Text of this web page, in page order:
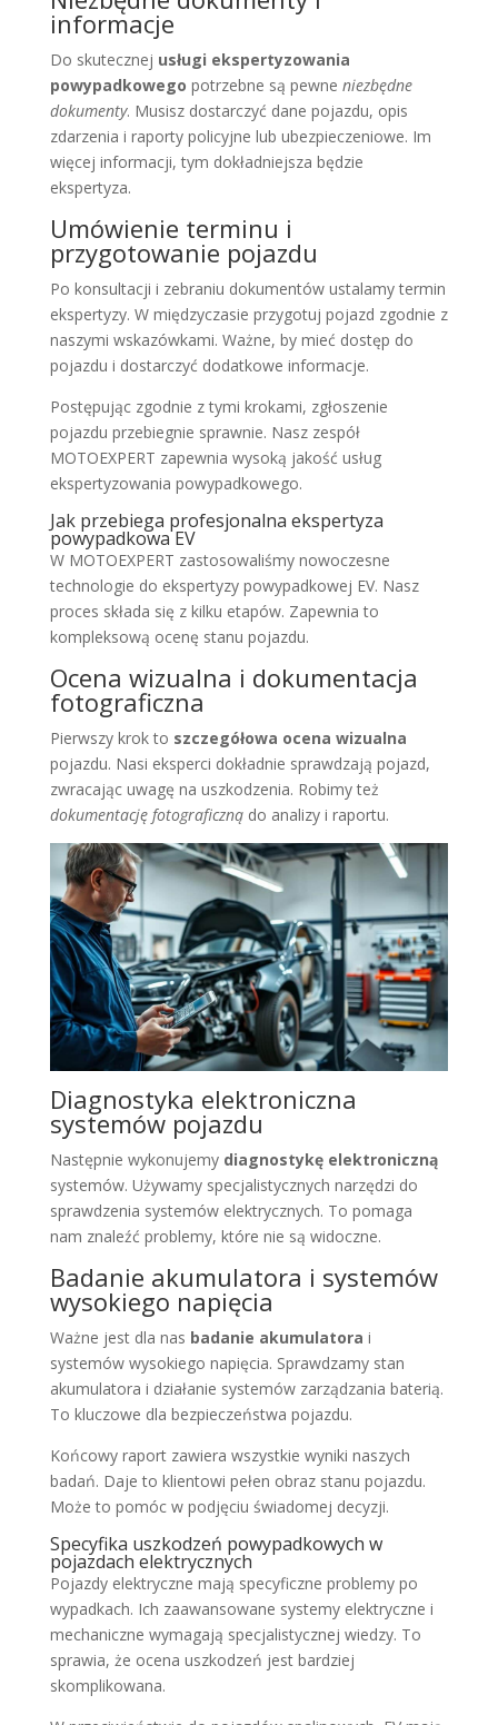
informacje
Do skutecznej usługi ekspertyzowania
powypadkowego potrzebne są pewne niezbędne
dokumenty. Musisz dostarczyć dane pojazdu, opis
zdarzenia i raporty policyjne lub ubezpieczeniowe. Im
więcej informacji, tym dokładniejsza będzie
ekspertyza.
Umówienie terminu i
przygotowanie pojazdu
Po konsultacji i zebraniu dokumentów ustalamy termin
ekspertyzy. W międzyczasie przygotuj pojazd zgodnie z
naszymi wskazówkami. Ważne, by mieć dostęp do
pojazdu i dostarczyć dodatkowe informacje.
Postępując zgodnie z tymi krokami, zgłoszenie
pojazdu przebiegnie sprawnie. Nasz zespół
MOTOEXPERT zapewnia wysoką jakość usług
ekspertyzowania powypadkowego.
Jak przebiega profesjonalna ekspertyza
powypadkowa EV
W MOTOEXPERT zastosowaliśmy nowoczesne
technologie do ekspertyzy powypadkowej EV. Nasz
proces składa się z kilku etapów. Zapewnia to
kompleksową ocenę stanu pojazdu.
Ocena wizualna i dokumentacja
fotograficzna
Pierwszy krok to szczegółowa ocena wizualna
pojazdu. Nasi eksperci dokładnie sprawdzają pojazd,
zwracając uwagę na uszkodzenia. Robimy też
dokumentację fotograficznądo analizy i raportu.
Diagnostyka elektroniczna
systemów pojazdu
Następnie wykonujemy diagnostykę elektroniczną
systemów. Używamy specjalistycznych narzędzi do
sprawdzenia systemów elektrycznych. To pomaga
nam znaleźć problemy, które nie są widoczne.
Badanie akumulatora i systemów
wysokiego napięcia
Ważne jest dla nas badanie akumulatora i
systemów wysokiego napięcia. Sprawdzamy stan
akumulatora i działanie systemów zarządzania baterią.
To kluczowe dla bezpieczeństwa pojazdu.
Końcowy raport zawiera wszystkie wyniki naszych
badań. Daje to klientowi pełen obraz stanu pojazdu.
Może to pomóc w podjęciu świadomej decyzji.
Specyfika uszkodzeń powypadkowych w
pojazdach elektrycznych
Pojazdy elektryczne mają specyficzne problemy po
wypadkach. Ich zaawansowane systemy elektryczne i
mechaniczne wymagają specjalistycznej wiedzy. To
sprawia, że ocena uszkodzeń jest bardziej
skomplikowana.